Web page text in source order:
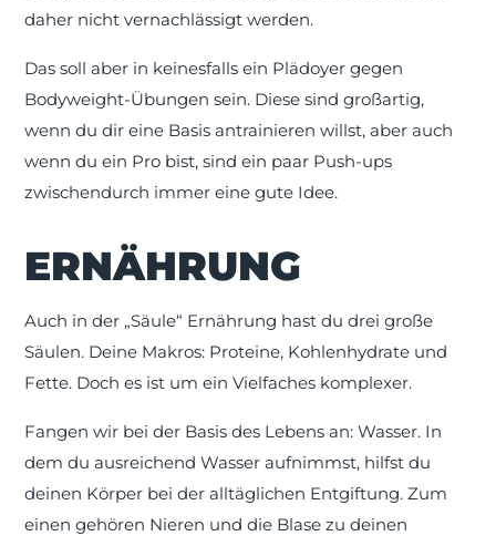
daher nicht vernachlässigt werden.
Das soll aber in keinesfalls ein Plädoyer gegen
Bodyweight-Übungen sein. Diese sind großartig,
wenn du dir eine Basis antrainieren willst, aber auch
wenn du ein Pro bist, sind ein paar Push-ups
zwischendurch immer eine gute Idee.
ERNÄHRUNG
Auch in der „Säule“ Ernährung hast du drei große
Säulen. Deine Makros: Proteine, Kohlenhydrate und
Fette. Doch es ist um ein Vielfaches komplexer.
Fangen wir bei der Basis des Lebens an: Wasser. In
dem du ausreichend Wasser aufnimmst, hilfst du
deinen Körper bei der alltäglichen Entgiftung. Zum
einen gehören Nieren und die Blase zu deinen